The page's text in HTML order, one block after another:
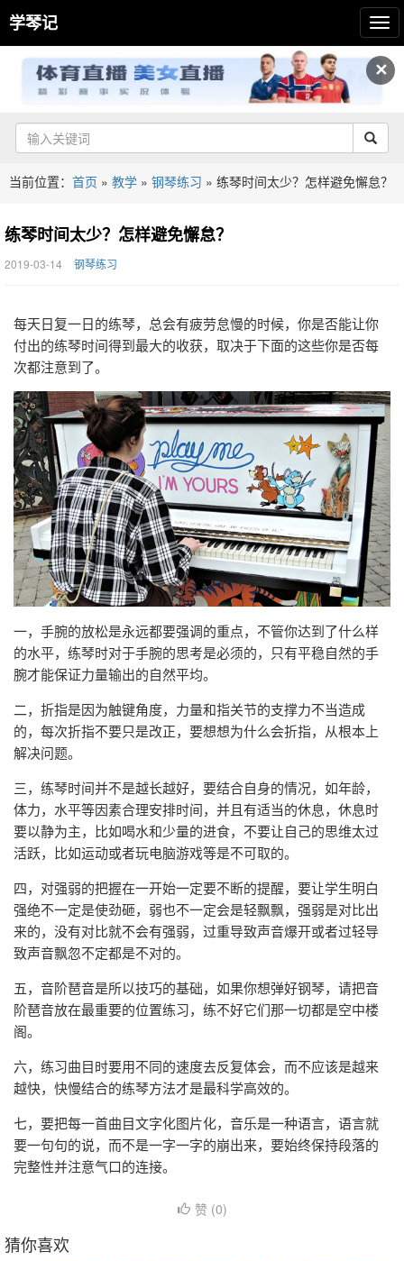
✕
学琴记
当前位置： 首页 » 教学 » 钢琴练习 » 练琴时间太少？怎样避免懈怠？
练琴时间太少？怎样避免懈怠？
2019-03-14 钢琴练习
每天日复一日的练琴，总会有疲劳怠慢的时候，你是否能让你
付出的练琴时间得到最大的收获，取决于下面的这些你是否每
次都注意到了。
一，手腕的放松是永远都要强调的重点，不管你达到了什么样
的水平，练琴时对于手腕的思考是必须的，只有平稳自然的手
腕才能保证力量输出的自然平均。
二，折指是因为触键角度，力量和指关节的支撑力不当造成
的，每次折指不要只是改正，要想想为什么会折指，从根本上
解决问题。
三，练琴时间并不是越长越好，要结合自身的情况，如年龄，
体力，水平等因素合理安排时间，并且有适当的休息，休息时
要以静为主，比如喝水和少量的进食，不要让自己的思维太过
活跃，比如运动或者玩电脑游戏等是不可取的。
四，对强弱的把握在一开始一定要不断的提醒，要让学生明白
强绝不一定是使劲砸，弱也不一定会是轻飘飘，强弱是对比出
来的，没有对比就不会有强弱，过重导致声音爆开或者过轻导
致声音飘忽不定都是不对的。
五，音阶琶音是所以技巧的基础，如果你想弹好钢琴，请把音
阶琶音放在最重要的位置练习，练不好它们那一切都是空中楼
阁。
六，练习曲目时要用不同的速度去反复体会，而不应该是越来
越快，快慢结合的练琴方法才是最科学高效的。
七，要把每一首曲目文字化图片化，音乐是一种语言，语言就
要一句句的说，而不是一字一字的崩出来，要始终保持段落的
完整性并注意气口的连接。
赞 (0)
猜你喜欢